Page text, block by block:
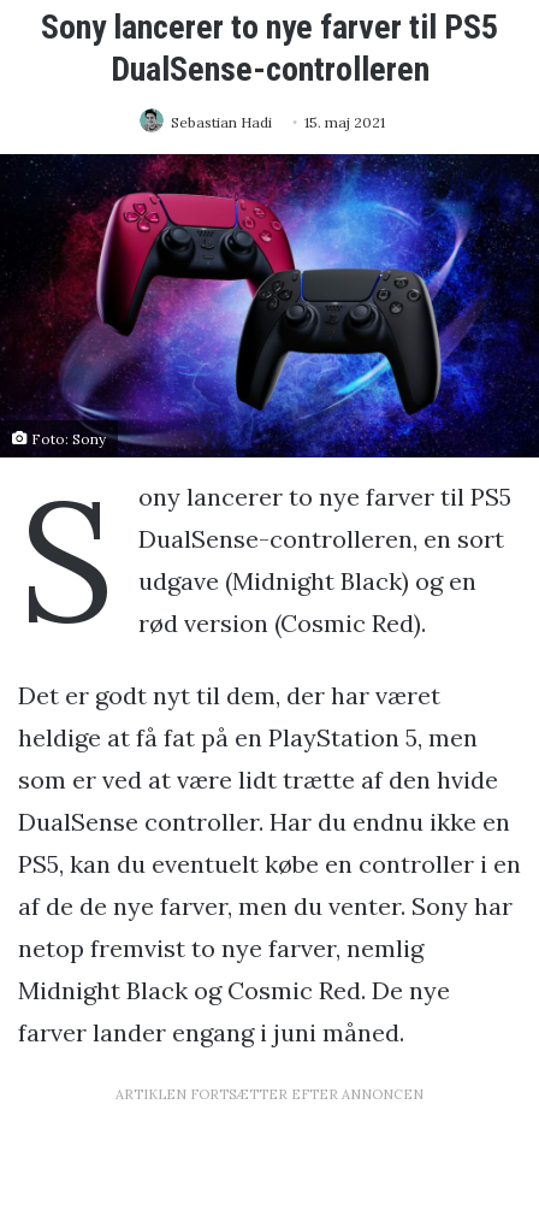
Sony lancerer to nye farver til PS5
DualSense-controlleren
Sebastian Hadi 15. maj 2021
Foto: Sony
S
ony lancerer to nye farver til PS5
DualSense-controlleren, en sort
udgave (Midnight Black) og en
rød version (Cosmic Red).
Det er godt nyt til dem, der har været
heldige at få fat på en PlayStation 5, men
som er ved at være lidt trætte af den hvide
DualSense controller. Har du endnu ikke en
PS5, kan du eventuelt købe en controller i en
af de de nye farver, men du venter. Sony har
netop fremvist to nye farver, nemlig
Midnight Black og Cosmic Red. De nye
farver lander engang i juni måned.
ARTIKLEN FORTSÆTTER EFTER ANNONCEN